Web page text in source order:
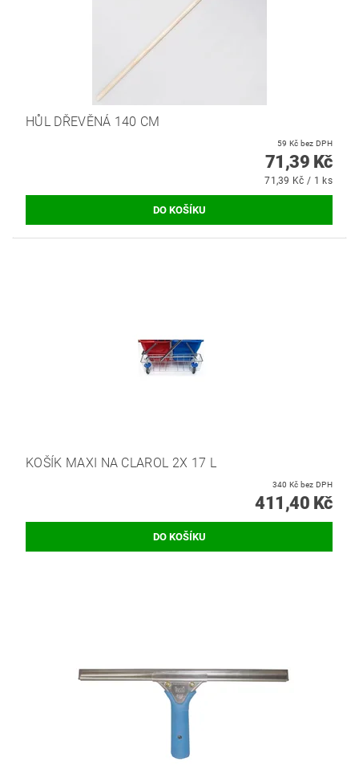
HŮL DŘEVĚNÁ 140 CM
59 Kč bez DPH
71,39 Kč
71,39 Kč / 1 ks
KOŠÍK MAXI NA CLAROL 2X 17 L
340 Kč bez DPH
411,40 Kč